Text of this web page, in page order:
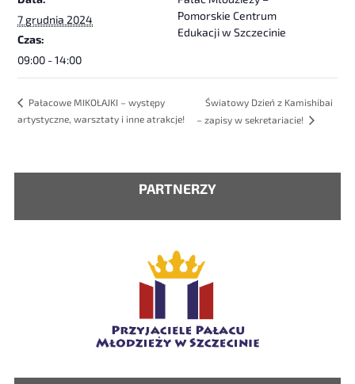
7 grudnia 2024
Czas:
09:00 - 14:00
Pomorskie Centrum
Edukacji w Szczecinie
Pałacowe MIKOŁAJKI – występy
artystyczne, warsztaty i inne atrakcje!
Światowy Dzień z Kamishibai
– zapisy w sekretariacie!
PARTNERZY